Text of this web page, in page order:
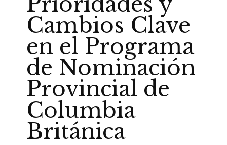
Cambios Clave
en el Programa
de Nominación
Provincial de
Columbia
Británica